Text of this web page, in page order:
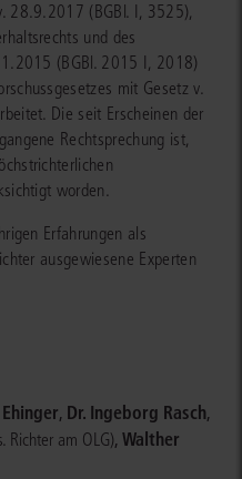
28.9.2017 (BGBl. I, 3525),
und des
(BGBl. 2015 I, 2018)
mit Gesetz v.
Die seit Erscheinen der
Rechtsprechung ist,
worden.
Erfahrungen als
ausgewiesene Experten
, Dr. Ingeborg Rasch,
Richter am OLG), Walther